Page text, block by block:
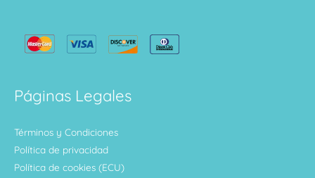
Páginas Legales
Términos y Condiciones
Política de privacidad
Política de cookies (ECU)